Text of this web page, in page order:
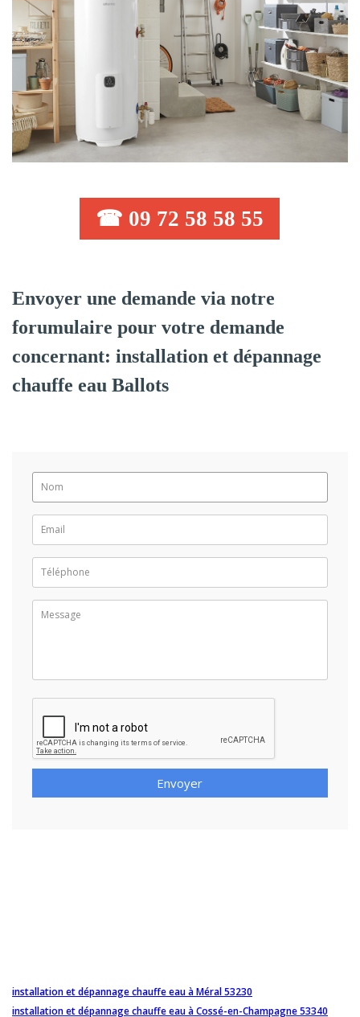
☎ 09 72 58 58 55
Envoyer une demande via notre
forumulaire pour votre demande
concernant: installation et dépannage
chauffe eau Ballots
Envoyer
installation et dépannage chauffe eau à Méral 53230
installation et dépannage chauffe eau à Cossé-en-Champagne 53340